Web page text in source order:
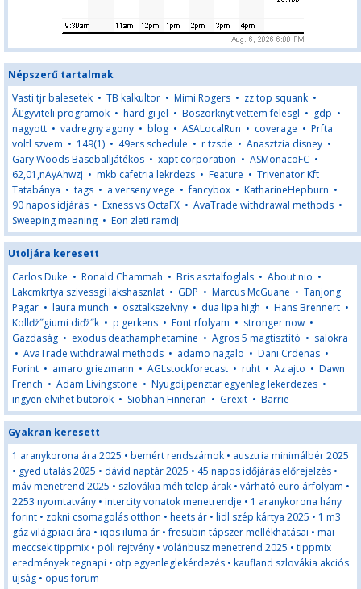
Népszerű tartalmak
Vasti tjr balesetek • TB kalkultor • Mimi Rogers • zz top squank •
ĂĽgyviteli programok • hard gi jel • Boszorknyt vettem felesgl • gdp •
nagyott • vadregny agony • blog • ASALocalRun • coverage • Prfta
voltl szvem • 149(1) • 49ers schedule • r tzsde • Anasztzia disney •
Gary Woods Baseballjátékos • xapt corporation • ASMonacoFC •
62,01,nAyAhwzj • mkb cafetria lekrdezs • Feature • Trivenator Kft
Tatabánya • tags • a verseny vege •fancybox • KatharineHepburn •
90 napos idjárás • Exness vs OctaFX • AvaTrade withdrawal methods •
Sweeping meaning • Eon zleti ramdj
Utoljára keresett
Carlos Duke • Ronald Chammah • Bris asztalfoglals • About nio •
Lakcmkrtya szivessgi lakshasznlat • GDP • Marcus McGuane • Tanjong
Pagar • laura munch • osztalkszelvny • dua lipa high • Hans Brennert •
Kollďż˝giumi diďż˝k • p gerkens • Font rfolyam • stronger now •
Gazdaság • exodus deathamphetamine • Agros 5 magtisztító • salokra
• AvaTrade withdrawal methods • adamo nagalo • Dani Crdenas •
Forint • amaro griezmann • AGLstockforecast • ruht • Az ajto • Dawn
French • Adam Livingstone • Nyugdijpenztar egyenleg lekerdezes •
ingyen elvihet butorok • Siobhan Finneran • Grexit • Barrie
Gyakran keresett
1 aranykorona ára 2025 • bemért rendszámok • ausztria minimálbér 2025
• gyed utalás 2025 • dávid naptár 2025 • 45 napos időjárás előrejelzés •
máv menetrend 2025 • szlovákia méh telep árak • várható euro árfolyam •
2253 nyomtatvány • intercity vonatok menetrendje • 1 aranykorona hány
forint • zokni csomagolás otthon • heets ár • lidl szép kártya 2025 • 1 m3
gáz világpiaci ára • iqos iluma ár •fresubin tápszer mellékhatásai • mai
meccsek tippmix • pöli rejtvény • volánbusz menetrend 2025 • tippmix
eredmények tegnapi • otp egyenleglekérdezés • kaufland szlovákia akciós
újság • opus forum